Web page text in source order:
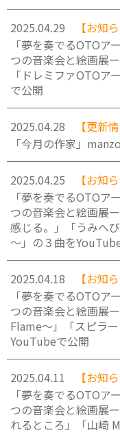
2025.04.29
【お知
「夢を奏でるOTOア
つの音楽会と絵画展
「ドレミファOTO
で公開
2025.04.28
【更新
「今月の作家」
2025.04.25
【お知
「夢を奏でるOTOア
つの音楽会と絵画展
感じる。」「うみへ
〜」の３曲を
2025.04.18
【お知
「夢を奏でるOTOア
つの音楽会と絵画展
Flame〜」「スピラ
YouTubeで公開
2025.04.11
【お知
「夢を奏でるOTOア
つの音楽会と絵画展
れるところ」「山崎